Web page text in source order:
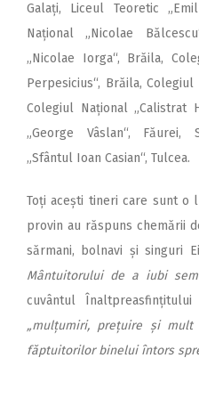
Galați, Liceul Teoretic
Național „Nicolae
„Nicolae Iorga“, Brăila,
Perpesicius“, Brăila, Colegiul
Colegiul Național „Calistrat
„George Vâslan“, Făurei,
„Sfântul Ioan Casian“, Tulcea.
Toți acești tineri care sunt o
provin au răspuns chemării
sărmani, bolnavi și singuri
Mântuitorului de a iubi
cuvântul
„mulțumiri, prețuire și
făptuitorilor binelui întors